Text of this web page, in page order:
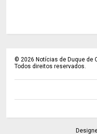
©2026 Notícias de Duque de
Todos direitos reservados.